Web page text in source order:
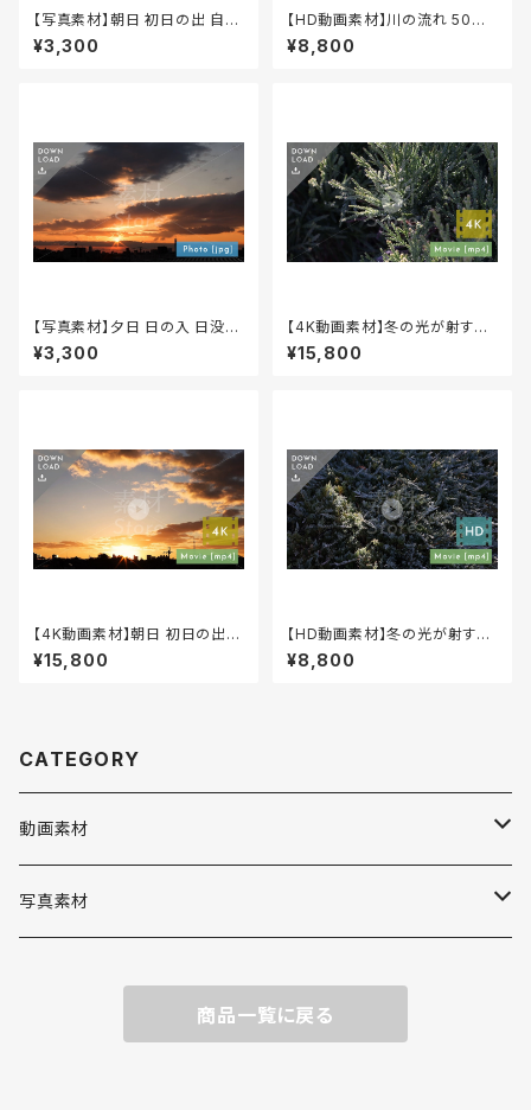
【写真素材】朝日 初日の出 自然
画像（jpeg）PM-00004
¥3,300
【HD動画素材】川の流れ 50秒
自然風景映像 音有り HD-000
07
¥8,800
【写真素材】夕日 日の入 日没
自然画像（jpeg）PM-00003
¥3,300
【4K動画素材】冬の光が射す植
物 自然風景映像 20秒 音声な
し 4K-00002
¥15,800
【4K動画素材】朝日 初日の出
早回し動画 自然風景映像 18秒
音声なし 4K-00004
¥15,800
【HD動画素材】冬の光が射す植
物 自然風景映像 20秒 音声な
し HD-00001
¥8,800
CATEGORY
動画素材
4K（3840×2160）
写真素材
商品一覧に戻る